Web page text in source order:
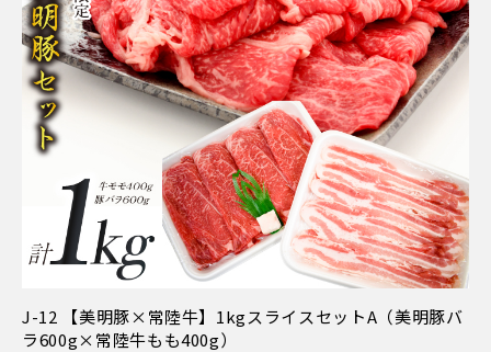
J-12 【美明豚×常陸牛】1kgスライスセットA（美明豚バ
ラ600g×常陸牛もも400g）